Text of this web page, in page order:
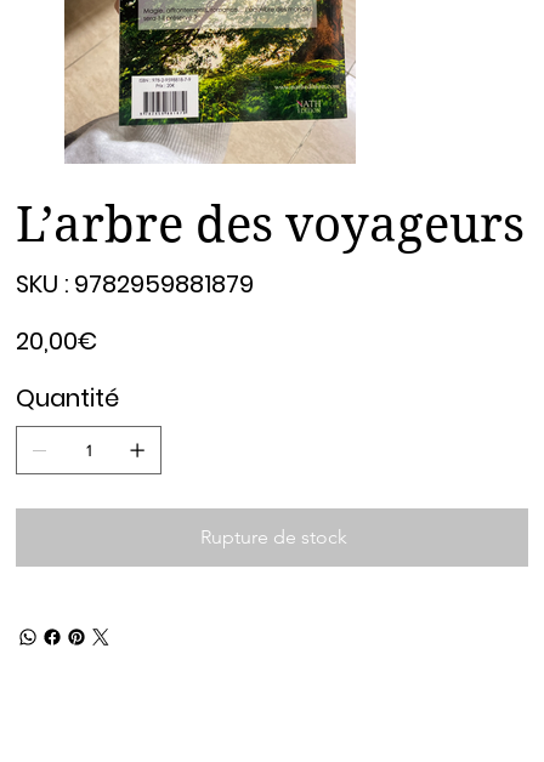
L’arbre des voyageurs
SKU : 9782959881879
9782959881879
20,00€
Quantité
Rupture de stock